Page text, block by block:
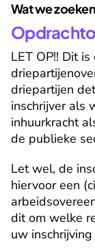
Wat we zoeken
LET OP!! Dit
driepartijen
inschrijver als
inhuurkracht
de publieke
Let wel, de
hiervoor een
dit om welke
uw